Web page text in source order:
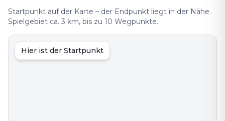
Startpunkt auf der Karte – der Endpunkt liegt in der Nähe.
Spielgebiet ca. 3 km, bis zu 10 Wegpunkte.
Hier ist der Startpunkt